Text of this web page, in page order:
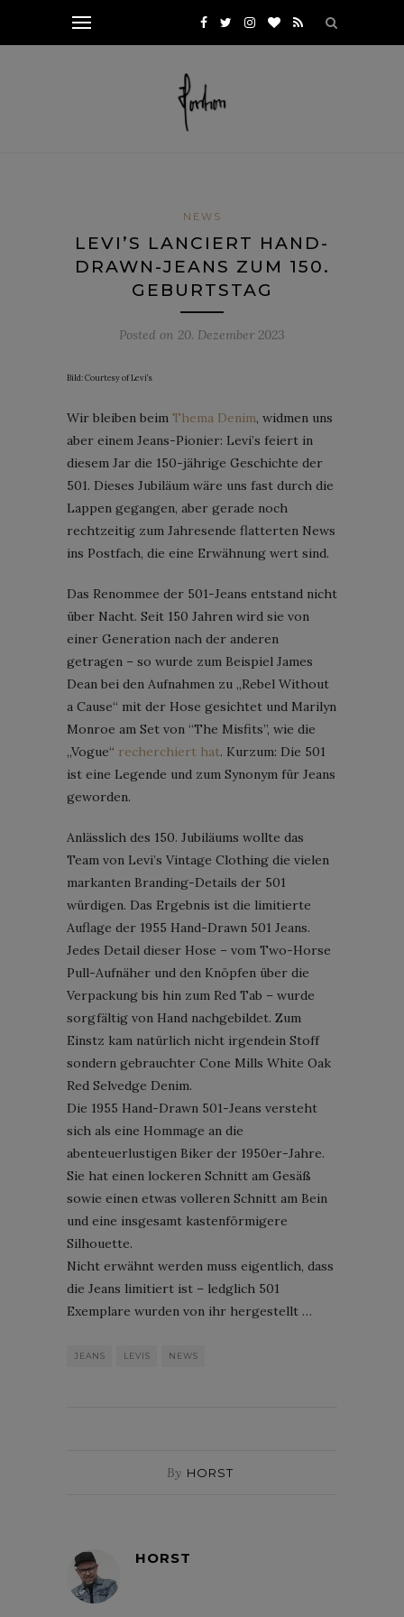
NEWS
LEVI’S LANCIERT HAND-
DRAWN-JEANS ZUM 150.
GEBURTSTAG
Posted on 20. Dezember 2023
Bild: Courtesy of Levi’s
Wir bleiben beim Thema Denim, widmen uns
aber einem Jeans-Pionier: Levi’s feiert in
diesem Jar die 150-jährige Geschichte der
501. Dieses Jubiläum wäre uns fast durch die
Lappen gegangen, aber gerade noch
rechtzeitig zum Jahresende flatterten News
ins Postfach, die eine Erwähnung wert sind.
Das Renommee der 501-Jeans entstand nicht
über Nacht. Seit 150 Jahren wird sie von
einer Generation nach der anderen
getragen – so wurde zum Beispiel James
Dean bei den Aufnahmen zu „Rebel Without
a Cause“ mit der Hose gesichtet und Marilyn
Monroe am Set von “The Misfits”, wie die
„Vogue“ recherchiert hat. Kurzum: Die 501
ist eine Legende und zum Synonym für Jeans
geworden.
Anlässlich des 150. Jubiläums wollte das
Team von Levi’s Vintage Clothing die vielen
markanten Branding-Details der 501
würdigen. Das Ergebnis ist die limitierte
Auflage der 1955 Hand-Drawn 501 Jeans.
Jedes Detail dieser Hose – vom Two-Horse
Pull-Aufnäher und den Knöpfen über die
Verpackung bis hin zum Red Tab – wurde
sorgfältig von Hand nachgebildet. Zum
Einstz kam natürlich nicht irgendein Stoff
sondern gebrauchter Cone Mills White Oak
Red Selvedge Denim.
Die 1955 Hand-Drawn 501-Jeans versteht
sich als eine Hommage an die
abenteuerlustigen Biker der 1950er-Jahre.
Sie hat einen lockeren Schnitt am Gesäß
sowie einen etwas volleren Schnitt am Bein
und eine insgesamt kastenförmigere
Silhouette.
Nicht erwähnt werden muss eigentlich, dass
die Jeans limitiert ist – ledglich 501
Exemplare wurden von ihr hergestellt …
JEANS LEVIS NEWS
By HORST
HORST